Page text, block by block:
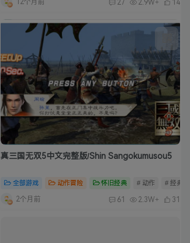
27 2.9W+ 14
真三国无双5中文完整版/Shin Sangokumusou5
全部游戏 动作冒险 怀旧经典 # 动作 # 经典
2个月前 61 2.3W+ 31